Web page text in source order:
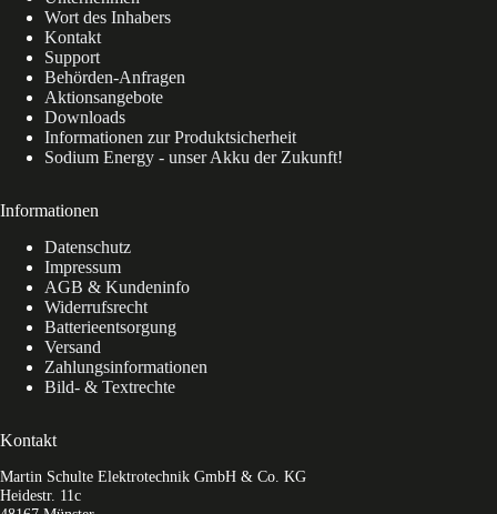
Wort des Inhabers
Kontakt
Support
Behörden-Anfragen
Aktionsangebote
Downloads
Informationen zur Produktsicherheit
Sodium Energy - unser Akku der Zukunft!
Informationen
Datenschutz
Impressum
AGB & Kundeninfo
Widerrufsrecht
Batterieentsorgung
Versand
Zahlungsinformationen
Bild- & Textrechte
Kontakt
Martin Schulte Elektrotechnik GmbH & Co. KG
Heidestr. 11c